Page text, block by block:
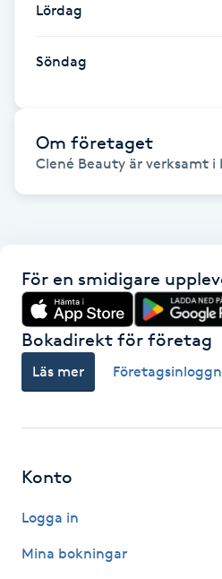
Frekvensterapi
Friskvårdsmassage
Frisör
Färgning
Föning
Gellack
Gellack med förstärkning
Lördag
Söndag
Om företaget
Clené Beauty är verksamt i
För en smidigare
Bokadirekt för företag
Läs mer
Konto
Logga in
Mina bokningar